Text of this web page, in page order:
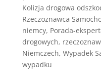
Kolizja drogowa
Rzeczoznawca
niemcy, Porada-
drogowych,
Niemczech, Wypadek
wypadku